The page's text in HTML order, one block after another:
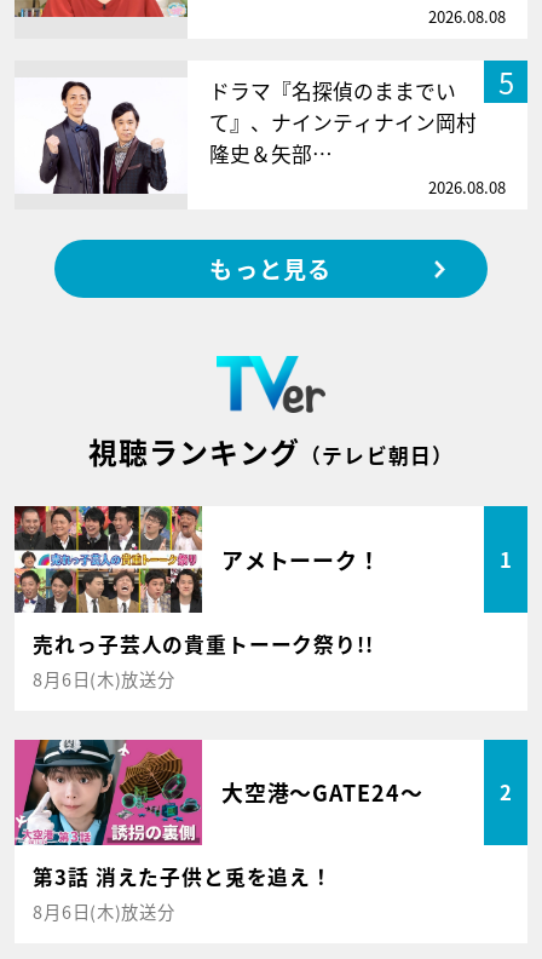
2026.08.08
5
ドラマ『名探偵のままでい
て』、ナインティナイン岡村
隆史＆矢部…
2026.08.08
もっと見る
視聴ランキング （テレビ朝日）
アメトーーク！ 1
売れっ子芸人の貴重トーーク祭り!!
8月6日(木)放送分
大空港～GATE24～ 2
第3話 消えた子供と兎を追え！
8月6日(木)放送分